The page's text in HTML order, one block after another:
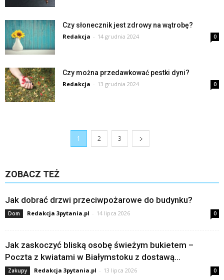
Czy słonecznik jest zdrowy na wątrobę?
Redakcja - 14 grudnia 2024 0
Czy można przedawkować pestki dyni?
Redakcja - 13 grudnia 2024 0
1 2 3
ZOBACZ TEŻ
Jak dobrać drzwi przeciwpożarowe do budynku?
Dom Redakcja 3pytania.pl - 14 lipca 2026 0
Jak zaskoczyć bliską osobę świeżym bukietem –
Poczta z kwiatami w Białymstoku z dostawą...
Zakupy Redakcja 3pytania.pl - 13 lipca 2026 0